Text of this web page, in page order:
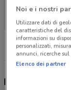
OBI
Nuovi prodotti
Noi e i nostri
Utilizzare dati di
caratteristiche del
informazioni su
personalizzati,
annunci, ricerche sul
Elenco dei partner